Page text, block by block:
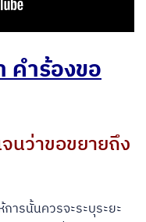
คำร้องขอ
จนว่าขอขยายถึง
ารนั้นควรจะระบุระยะ